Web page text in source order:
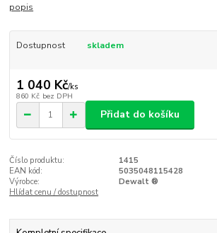
popis
Dostupnost skladem
1 040 Kč/ks
860 Kč bez DPH
Přidat do košíku
Číslo produktu:
1415
EAN kód:
5035048115428
Výrobce:
Dewalt ®
Hlídat cenu / dostupnost